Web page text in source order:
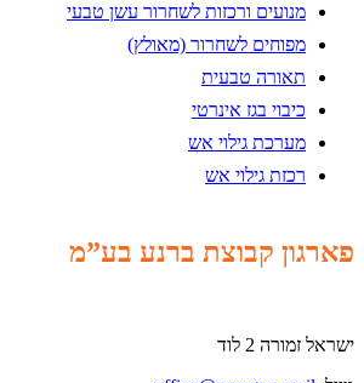
מנועים ורכזות לשחרור עשן טבעי
מפוחים לשחרור (מאולץ)
תאורה טבעית
כיבוי בגז אינרטי
מערכת גילוי אש
רכזת גילוי אש
פארגון קבוצת ברנע בע”מ
ישראל זמורה 2 לוד